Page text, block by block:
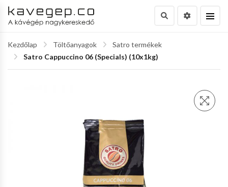
Kezdőlap Töltőanyagok
Satro termékek
Satro Cappuccino 06 (Specials) (10x1kg)